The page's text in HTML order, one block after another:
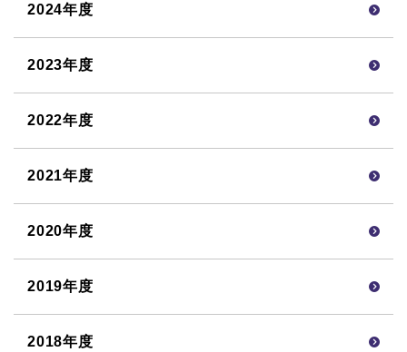
2024年度
2023年度
2022年度
2021年度
2020年度
2019年度
2018年度